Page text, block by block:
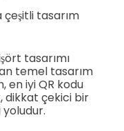
tasarım
tasarımı
temel tasarım
en iyi QR kodu
dikkat çekici bir
yoludur.